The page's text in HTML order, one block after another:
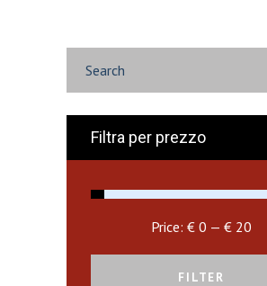
Search
for:
Filtra per prezzo
FILTER
Price: € 0 — € 20